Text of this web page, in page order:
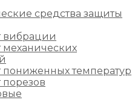
средства защиты
вибрации
механических
пониженных температур
порезов